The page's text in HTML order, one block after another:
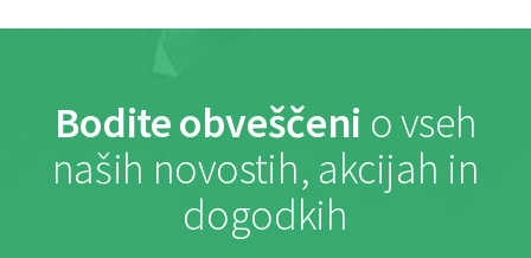
Bodite obveščeni o vseh
naših novostih, akcijah in
dogodkih